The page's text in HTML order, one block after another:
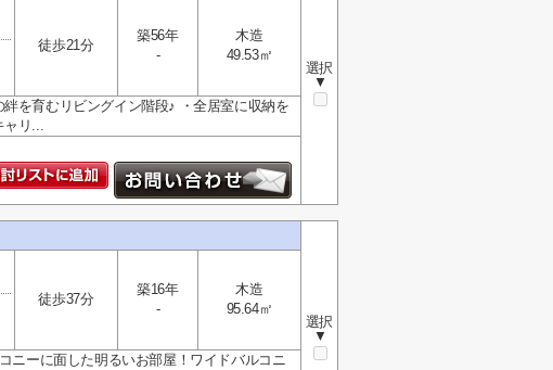
選択
▼
徒歩21分
築56年
-
木造
49.53㎡
を育むリビングイン階段♪ ・全居室に収納を
ャリ...
選択
▼
徒歩37分
築16年
-
木造
95.64㎡
ニーに面した明るいお部屋！ワイドバルコニ